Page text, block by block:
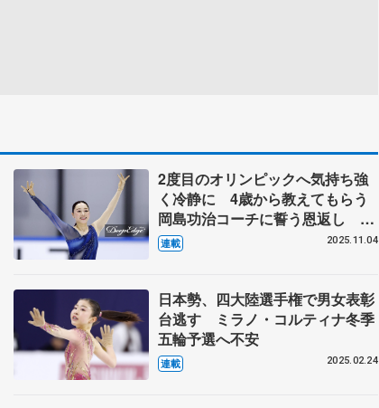
2度目のオリンピックへ気持ち強
く冷静に 4歳から教えてもらう
岡島功治コーチに誓う恩返し 体
調整わず気を使う食事面、右足の
甲に痛みも 【第4回・新葉のこ
連載 2025.11.04
日本勢、四大陸選手権で男女表彰
台逃す ミラノ・コルティナ冬季
五輪予選へ不安
連載 2025.02.24